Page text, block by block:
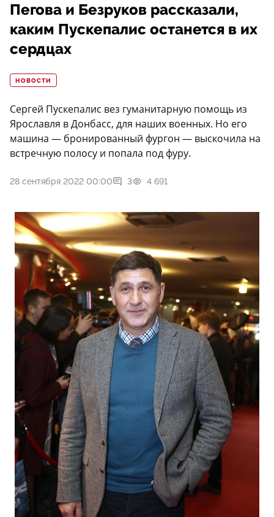
Пегова и Безруков рассказали,
каким Пускепалис останется в их
сердцах
НОВОСТИ
Сергей Пускепалис вез гуманитарную помощь из
Ярославля в Донбасс, для наших военных. Но его
машина — бронированный фургон — выскочила на
встречную полосу и попала под фуру.
28 сентября 2022 00:00 3 4 691